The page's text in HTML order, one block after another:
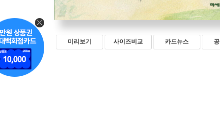
미리보기 사이즈비교 카드뉴스